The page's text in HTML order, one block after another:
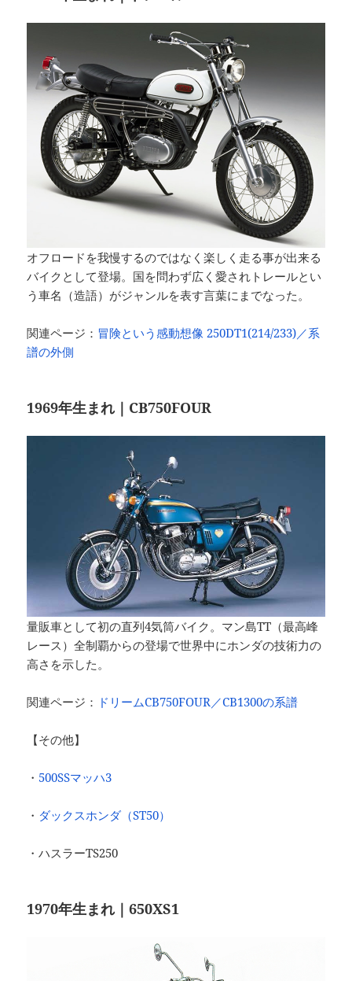
オフロードを我慢するのではなく楽しく走る事が出来る
バイクとして登場。国を問わず広く愛されトレールとい
う車名（造語）がジャンルを表す言葉にまでなった。
関連ページ： 冒険という感動想像 250DT1(214/233)／系
譜の外側
1969年生まれ｜CB750FOUR
量販車として初の直列4気筒バイク。マン島TT（最高峰
レース）全制覇からの登場で世界中にホンダの技術力の
高さを示した。
関連ページ： ドリームCB750FOUR／CB1300の系譜
【その他】
・ 500SSマッハ3
・ ダックスホンダ（ST50）
・ハスラーTS250
1970年生まれ｜650XS1